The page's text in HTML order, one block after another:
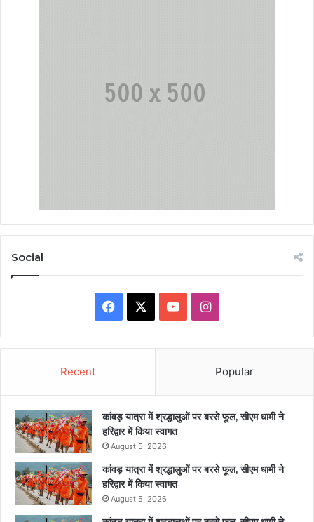
Social
Facebook YouTubeInstagram
Recent Popular
कांवड़ यात्रा में श्रद्धालुओं पर बरसे फूल, सीएम धामी ने
हरिद्वार में किया स्वागत
August 5, 2026
कांवड़ यात्रा में श्रद्धालुओं पर बरसे फूल, सीएम धामी ने
हरिद्वार में किया स्वागत
August 5, 2026